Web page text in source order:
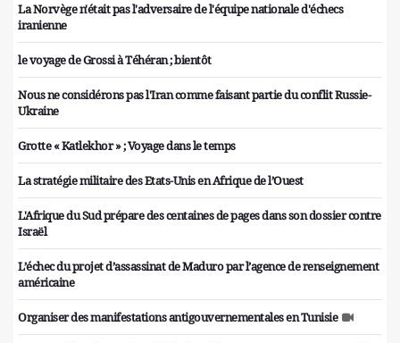
La Norvège n'était pas l'adversaire de l'équipe nationale d'échecs
iranienne
le voyage de Grossi à Téhéran ; bientôt
Nous ne considérons pas l'Iran comme faisant partie du conflit Russie-
Ukraine
Grotte « Katlekhor » ; Voyage dans le temps
La stratégie militaire des Etats-Unis en Afrique de l’Ouest
L'Afrique du Sud prépare des centaines de pages dans son dossier contre
Israël
L’échec du projet d’assassinat de Maduro par l’agence de renseignement
américaine
Organiser des manifestations antigouvernementales en Tunisie